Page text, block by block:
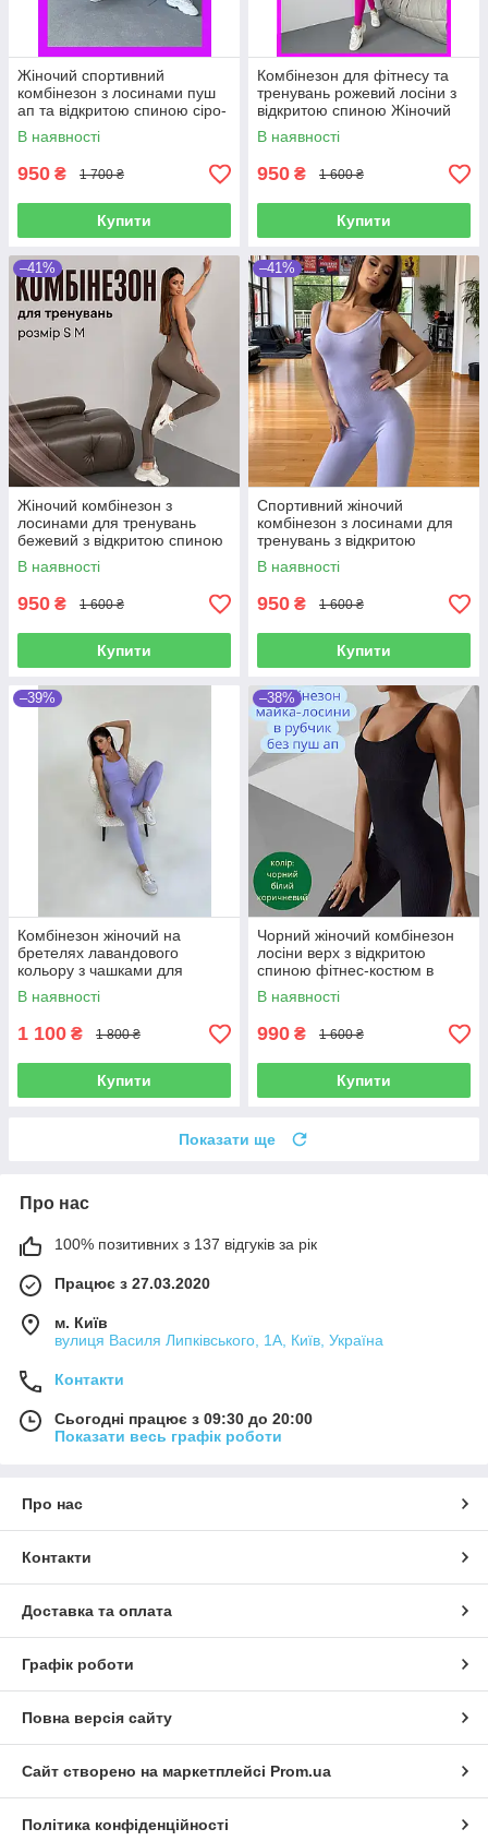
Жіночий спортивний
комбінезон з лосинами пуш
ап та відкритою спиною сіро-
білий для фітнесу та
тренувань в зал
В наявності
950 ₴ 1 700 ₴
Купити
Комбінезон для фітнесу та
тренувань рожевий лосіни з
відкритою спиною Жіночий
фітнес-костюм з ефектом
пуш ап
В наявності
950 ₴ 1 600 ₴
Купити
–41%
Жіночий комбінезон з
лосинами для тренувань
бежевий з відкритою спиною
Спортивний фітнес-костюм з
ефектом пуш ап
В наявності
950 ₴ 1 600 ₴
Купити
–41%
Спортивний жіночий
комбінезон з лосинами для
тренувань з відкритою
спиною злитий спортивний
фітнес-костюм з ефектом
пуш ап
В наявності
950 ₴ 1 600 ₴
Купити
–39%
Комбінезон жіночий на
бретелях лавандового
кольору з чашками для
фітнесу та тренувань Фітнес-
костюм з відкритою спиною
дівчині
В наявності
1 100 ₴ 1 800 ₴
Купити
–38%
Чорний жіночий комбінезон
лосіни верх з відкритою
спиною фітнес-костюм в
рубчик без пуш ап для
фітнесу та тренувань
В наявності
990 ₴ 1 600 ₴
Купити
Показати ще
Про нас
100% позитивних з 137 відгуків за рік
Працює з 27.03.2020
м. Київ
вулиця Василя Липківського, 1А, Київ, Україна
Контакти
Сьогодні працює з 09:30 до 20:00
Показати весь графік роботи
Про нас
Контакти
Доставка та оплата
Графік роботи
Повна версія сайту
Сайт створено на маркетплейсі Prom.ua
Політика конфіденційності